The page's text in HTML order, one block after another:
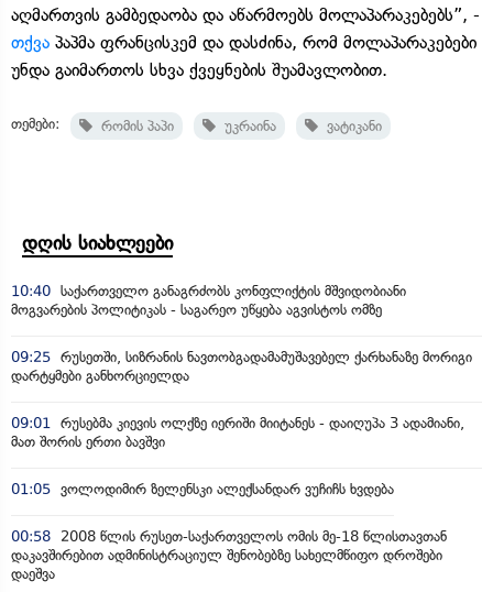
აღმართვის გამბედაობა და აწარმოებს მოლაპარაკებებს”, -
თქვა პაპმა ფრანცისკემ და დასძინა, რომ მოლაპარაკებები
უნდა გაიმართოს სხვა ქვეყნების შუამავლობით.
თემები: რომის პაპი უკრაინა ვატიკანი
დღის სიახლეები
10:40 საქართველო განაგრძობს კონფლიქტის მშვიდობიანი
მოგვარების პოლიტიკას - საგარეო უწყება აგვისტოს ომზე
09:25 რუსეთში, სიზრანის ნავთობგადამამუშავებელ ქარხანაზე მორიგი
დარტყმები განხორციელდა
09:01
რუსებმა კიევის ოლქზე იერიში მიიტანეს - დაიღუპა 3 ადამიანი,
მათ შორის ერთი ბავშვი
01:05 ვოლოდიმირ ზელენსკი ალექსანდარ ვუჩიჩს ხვდება
00:58
2008 წლის რუსეთ-საქართველოს ომის მე-18 წლისთავთან
დაკავშირებით ადმინისტრაციულ შენობებზე სახელმწიფო დროშები
დაეშვა